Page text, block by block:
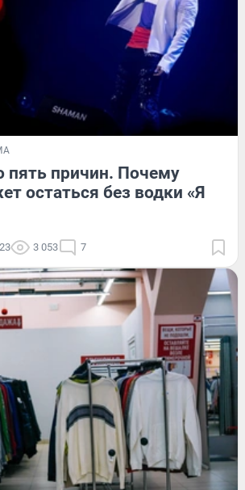
пять причин. Почему
остаться без водки «Я
3 053 7